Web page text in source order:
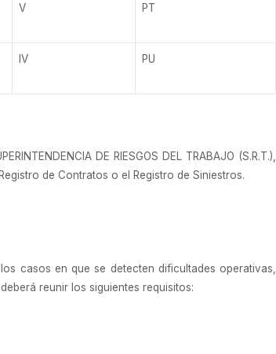
V PT
IV PU
DE RIESGOS DEL TRABAJO (S.R.T.),
de Contratos o el Registro de Siniestros.
casos en que se detecten dificultades operativas,
reunir los siguientes requisitos: